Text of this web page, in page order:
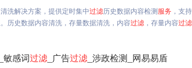
洗解决方案，提供定时集中过滤历史数据内容检测服务 ，支
历史数据内容清洗，存量数据清洗，内容过滤 ，存量内容过滤
敏感词过滤 _广告过滤 _涉政检测_网易易盾